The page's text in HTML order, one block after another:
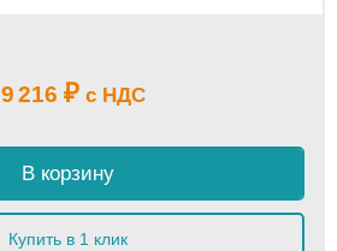
9 216 ₽ с НДС
В корзину
Купить в 1 клик